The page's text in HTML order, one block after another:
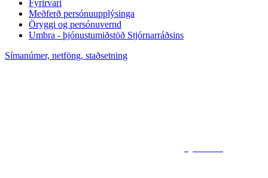
Fyrirvari
Meðferð persónuupplýsinga
Öryggi og persónuvernd
Umbra - þjónustumiðstöð Stjórnarráðsins
Símanúmer, netföng, staðsetning